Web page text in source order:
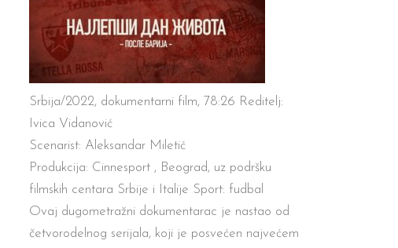
LARGE SLIDER
GALLERY
Srbija/2022, dokumentarni film, 78:26 Reditelj:
Ivica Vidanović
Scenarist: Aleksandar Miletić
Produkcija: Cinnesport , Beograd, uz podršku
filmskih centara Srbije i Italije Sport: fudbal
Ovaj dugometražni dokumentarac je nastao od
četvorodelnog serijala, koji je posvećen najvećem